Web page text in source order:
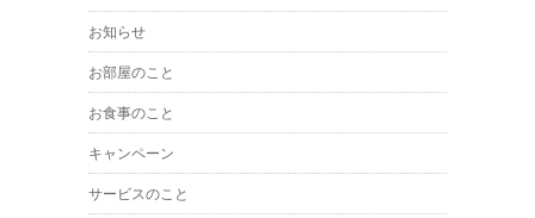
お知らせ
お部屋のこと
お食事のこと
キャンペーン
サービスのこと